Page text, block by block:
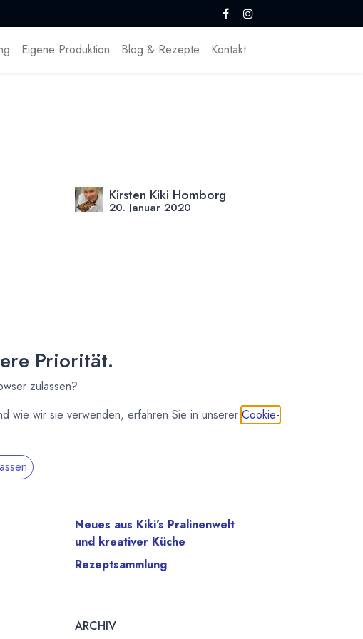
Eigene Produktion Blog & Rezepte Kontakt
Kirsten Kiki Homborg
20. Januar 2020
STICHWÖRTER
Herzhaft
Neues aus Kiki's Pralinenwelt
und kreativer Küche
Rezeptsammlung
ARCHIV
Priorität.
zulassen?
wie wir sie verwenden, erfahren Sie in unserer Cookie-